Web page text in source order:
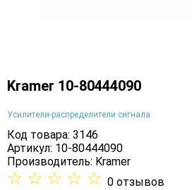
Kramer 10-80444090
Усилители-распределители сигнала
Код товара: 3146
Артикул: 10-80444090
Производитель: Kramer
☆ ☆ ☆ ☆ ☆ 0 отзывов